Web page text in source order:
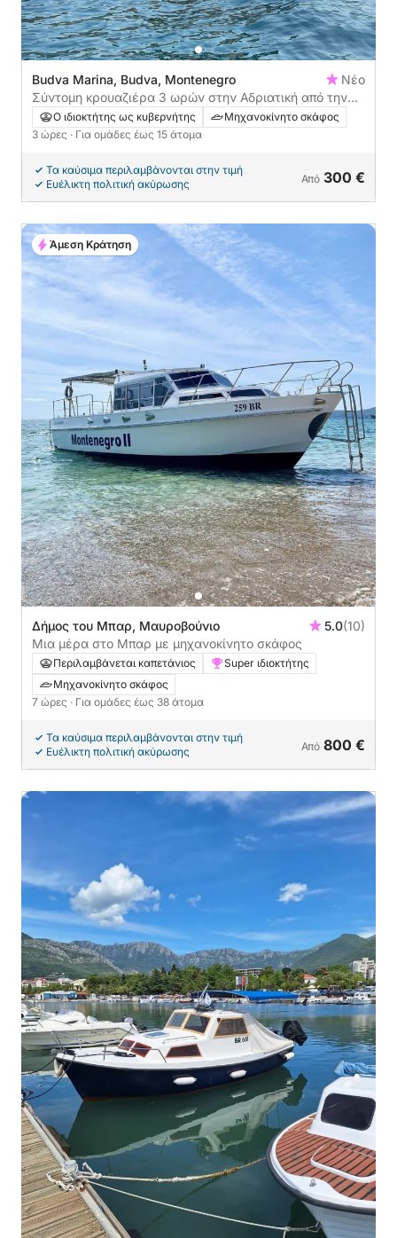
Budva Marina, Budva, Montenegro
Νέο
Σύντομη κρουαζιέρα 3 ωρών στην Αδριατική από την
Μπούντβα
Ο ιδιοκτήτης ως κυβερνήτης
Μηχανοκίνητο σκάφος
3 ώρες · Για ομάδες έως 15 άτομα
Τα καύσιμα περιλαμβάνονται στην τιμή
Ευέλικτη πολιτική ακύρωσης
Από 300 €
Δήμος του Μπαρ, Μαυροβούνιο 5.0(10)
Μια μέρα στο Μπαρ με μηχανοκίνητο σκάφος
Περιλαμβάνεται καπετάνιος
Super ιδιοκτήτης
Μηχανοκίνητο σκάφος
7 ώρες · Για ομάδες έως 38 άτομα
Τα καύσιμα περιλαμβάνονται στην τιμή
Ευέλικτη πολιτική ακύρωσης
Από 800 €
Άμεση Κράτηση